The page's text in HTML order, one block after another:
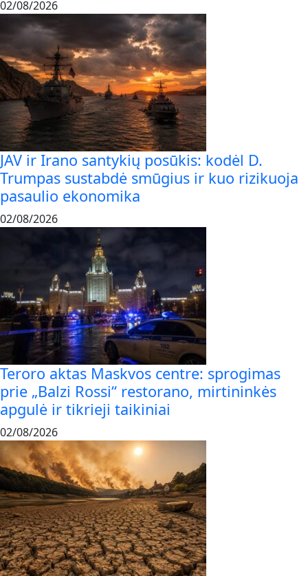
02/08/2026
JAV ir Irano santykių posūkis: kodėl D.
Trumpas sustabdė smūgius ir kuo rizikuoja
pasaulio ekonomika
02/08/2026
Teroro aktas Maskvos centre: sprogimas
prie „Balzi Rossi“ restorano, mirtininkės
apgulė ir tikrieji taikiniai
02/08/2026